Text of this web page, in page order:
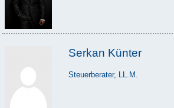
Serkan Künter
Steuerberater, LL.M.